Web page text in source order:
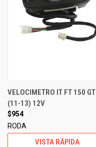
VELOCIMETRO IT FT 150 GT
(11-13) 12V
$954
RODA
VISTA RÁPIDA